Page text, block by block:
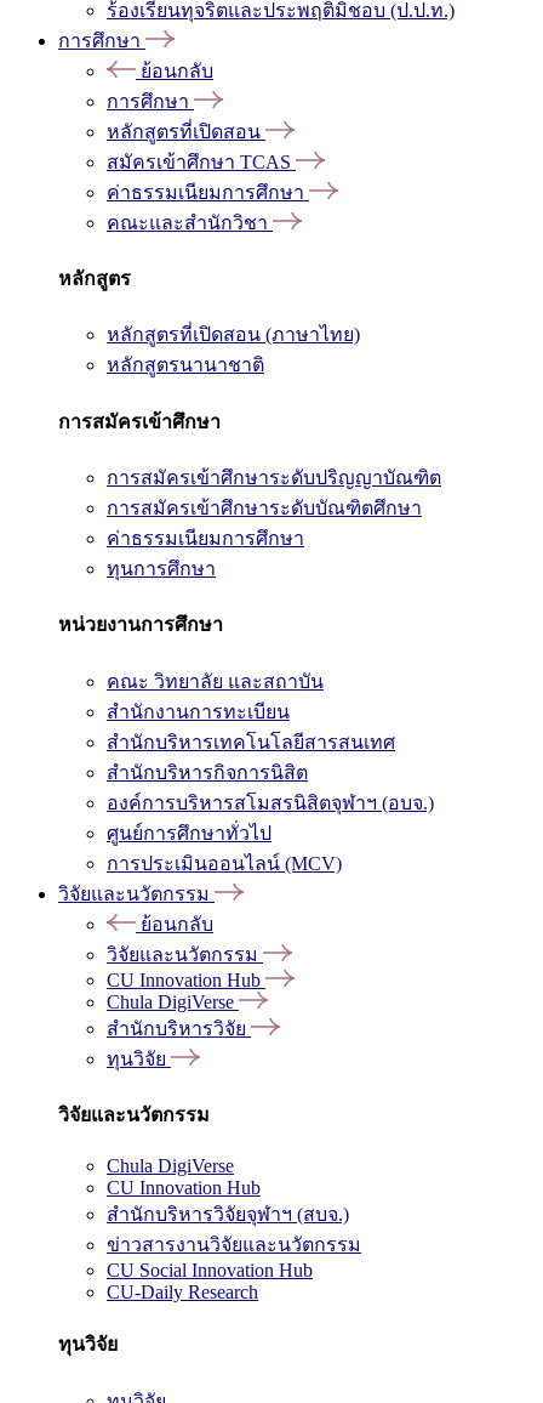
ร้องเรียนทุจริตและประพฤติมิชอบ (ป.ป.ท.)
การศึกษา
ย้อนกลับ
การศึกษา
หลักสูตรที่เปิดสอน
สมัครเข้าศึกษา TCAS
ค่าธรรมเนียมการศึกษา
คณะและสำนักวิชา
หลักสูตร
หลักสูตรที่เปิดสอน (ภาษาไทย)
หลักสูตรนานาชาติ
การสมัครเข้าศึกษา
การสมัครเข้าศึกษาระดับปริญญาบัณฑิต
การสมัครเข้าศึกษาระดับบัณฑิตศึกษา
ค่าธรรมเนียมการศึกษา
ทุนการศึกษา
หน่วยงานการศึกษา
คณะ วิทยาลัย และสถาบัน
สำนักงานการทะเบียน
สำนักบริหารเทคโนโลยีสารสนเทศ
สำนักบริหารกิจการนิสิต
องค์การบริหารสโมสรนิสิตจุฬาฯ (อบจ.)
ศูนย์การศึกษาทั่วไป
การประเมินออนไลน์ (MCV)
วิจัยและนวัตกรรม
ย้อนกลับ
วิจัยและนวัตกรรม
CU Innovation Hub
Chula DigiVerse
สำนักบริหารวิจัย
ทุนวิจัย
วิจัยและนวัตกรรม
Chula DigiVerse
CU Innovation Hub
สำนักบริหารวิจัยจุฬาฯ (สบจ.)
ข่าวสารงานวิจัยและนวัตกรรม
CU Social Innovation Hub
CU-Daily Research
ทุนวิจัย